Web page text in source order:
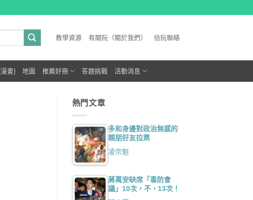
教學資源 有關阮（關於我們） 佮阮聯絡
畫) 地圖 推薦好冊 答題挑戰 活動消息
熱門文章
多和身邊對政治無感的
親朋好友拉票
凌宗魁
蔣萬安缺席「毒防會
議」10次，不，13次！